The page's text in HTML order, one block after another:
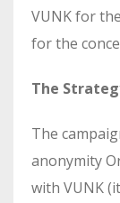
VUNK for
for the
The
The
anonymity
with VUNK